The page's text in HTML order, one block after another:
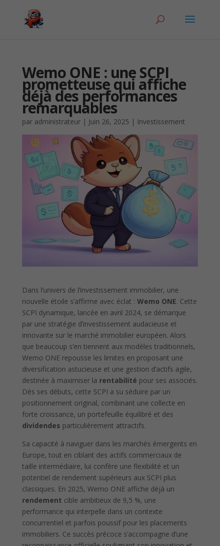
Wemo ONE : une SCPI
prometteuse qui affiche
déjà des performances
remarquables
par administrateur| Juin 26, 2025 | Investissement
Dans l’univers de l’investissement immobilier, une
nouvelle étoile s’affirme avec éclat : Wemo ONE. Cette
SCPI dynamique, lancée en avril 2024, se démarque
par une stratégie d’investissement audacieuse et
innovante sur le marché immobilier européen. Alors
que beaucoup s’en tiennent aux modèles traditionnels,
Wemo ONE repousse les limites en proposant une
diversification astucieuse et une gestion d’actifs agile,
destinée à maximiser la rentabilité pour ses associés.
Dès ses débuts, cette SCPI a su séduire par un
positionnement original, combinant une collecte en
forte croissance, un portefeuille équilibré et des
dividendes particulièrement attractifs.
Sa capacité à naviguer dans les marchés émergents en
Europe, tout en ciblant des actifs commerciaux de
taille intermédiaire, lui confère une flexibilité et un
potentiel de rendement supérieurs aux SCPI plus
classiques. En 2025, Wemo ONE affiche déjà un
rendement cible ambitieux de 9,5 %, une
performance qui interpelle dans un contexte
concurrentiel et parfois poussif pour les placements
immobiliers. Ce succès précoce s’accompagne d’une